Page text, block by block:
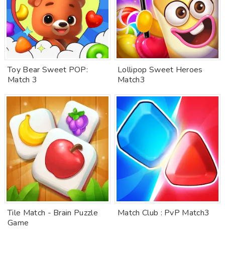
Toy Bear Sweet POP:
Match 3
Lollipop Sweet Heroes
Match3
Tile Match - Brain Puzzle
Game
Match Club : PvP Match3